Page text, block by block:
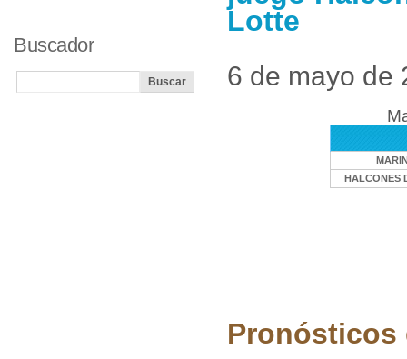
Lotte
6 de mayo de
HALCONES
Pronósticos
Buscador